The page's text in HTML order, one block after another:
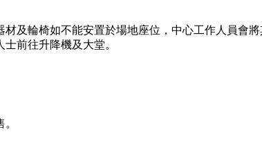
及輪椅如不能安置於場地座位，中心工作人員會
前往升降機及大堂。